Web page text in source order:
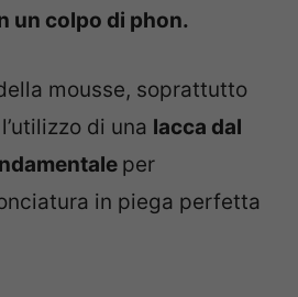
un colpo di phon.
mousse, soprattutto
di una lacca dal
per
in piega perfetta